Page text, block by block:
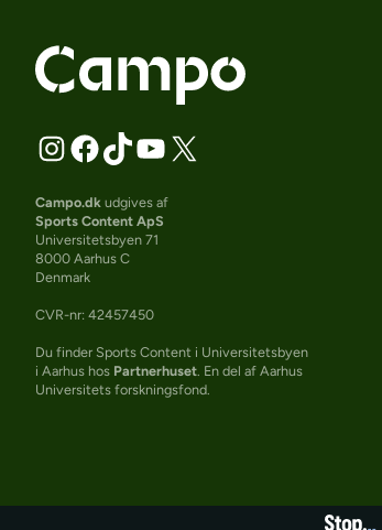
Campo.dk udgives af
Sports Content ApS
Universitetsbyen 71
8000 Aarhus C
Denmark
CVR-nr: 42457450
Du finder Sports Content i Universitetsbyen
i Aarhus hos Partnerhuset . En del af Aarhus
Universitets forskningsfond.